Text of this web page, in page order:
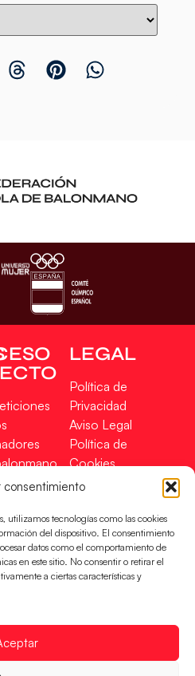
consentimiento
utilizamos tecnologías como las cookies
del dispositivo. El consentimiento
datos como el comportamiento de
en este sitio. No consentir o retirar el
a ciertas características y
LEGAL
Política de
Privacidad
Aviso Legal
Política de
Cookies
Mapa Web
EN
FINANCIADO